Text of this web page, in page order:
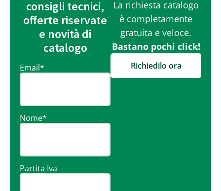
consigli tecnici,
offerte riservate
e novità di
catalogo
Email*
Nome*
Partita Iva
La richiesta catalogo
è completamente
gratuita e veloce.
Bastano pochi click!
Richiedilo ora